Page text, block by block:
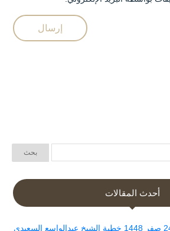
أحدث المقالات
السابقون بالخيرات في 24 صفر 1448 خطبة الشيخ عبدالواسع السعيدي